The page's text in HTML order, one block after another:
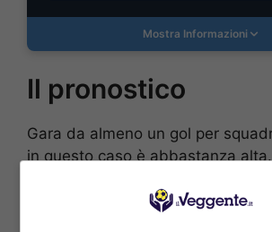
Mostra Informazioni
Il pronostico
Gara da almeno un gol per
in questo caso è abbastanza
nell’ordine delle cose viste le